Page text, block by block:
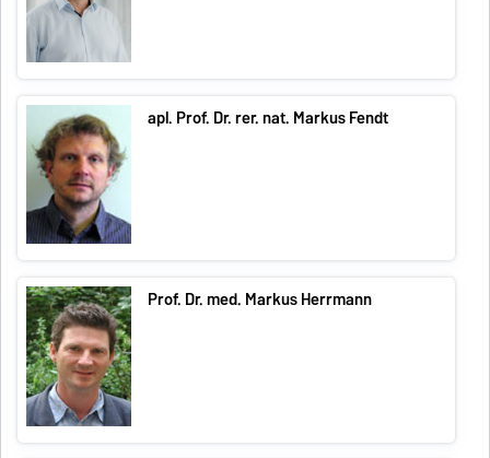
apl. Prof. Dr. rer. nat. Markus Fendt
Prof. Dr. med. Markus Herrmann